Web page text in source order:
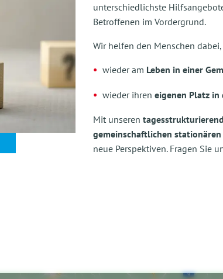
unterschiedlichste
Betroffenen im Vordergrund.
Wir helfen den Menschen dabei,
wieder am Leben in einer
wieder ihren eigenen Platz in
Mit unseren
gemeinschaftlichen
neue Perspektiven. Fragen Sie